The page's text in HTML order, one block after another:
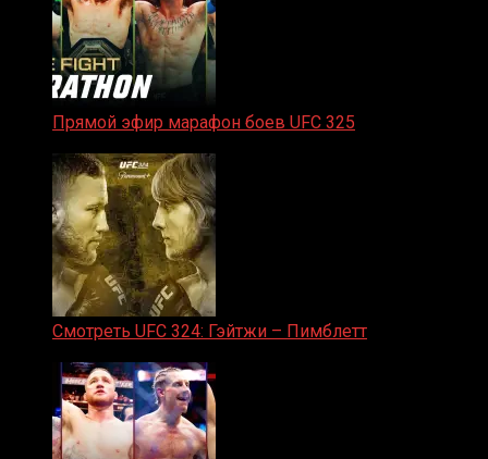
Прямой эфир марафон боев UFC 325
Смотреть UFC 324: Гэйтжи – Пимблетт